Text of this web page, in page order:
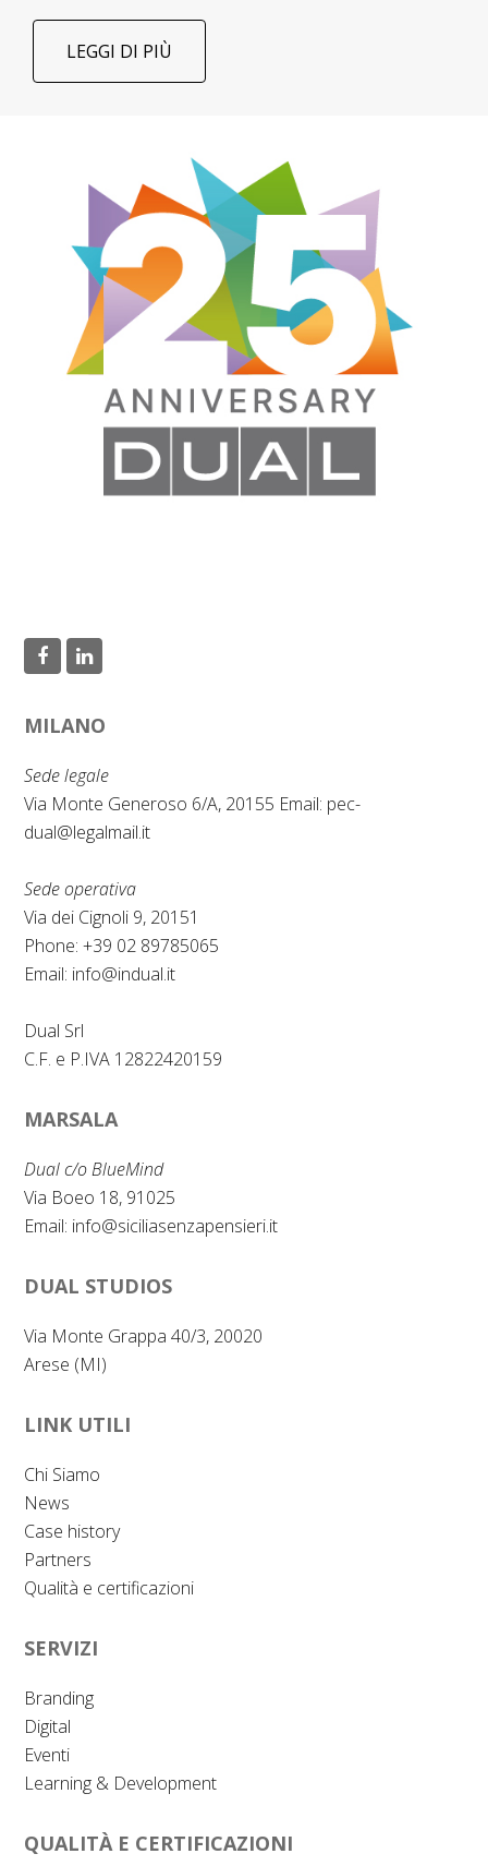
LEGGI DI PIÙ
c
e
b
o
L
n
k
e
d
n
MILANO
Sede legale
Via Monte Generoso 6/A, 20155 Email: pec-
dual@legalmail.it
Sede operativa
Via dei Cignoli 9, 20151
Phone: +39 02 89785065
Email: info@indual.it
Dual Srl
C.F. e P.IVA 12822420159
MARSALA
Dual c/o BlueMind
Via Boeo 18, 91025
Email: info@siciliasenzapensieri.it
DUAL STUDIOS
Via Monte Grappa 40/3, 20020
Arese (MI)
LINK UTILI
Chi Siamo
News
Case history
Partners
Qualità e certificazioni
SERVIZI
Branding
Digital
Eventi
Learning & Development
QUALITÀ E CERTIFICAZIONI